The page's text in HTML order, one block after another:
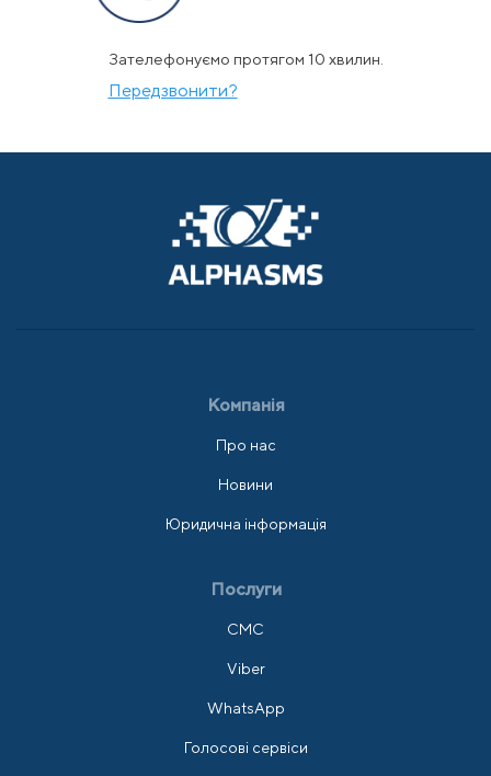
Зателефонуємо протягом 10 хвилин.
Передзвонити?
Компанія
Про нас
Новини
Юридична інформація
Послуги
СМС
Viber
WhatsApp
Голосові сервіси